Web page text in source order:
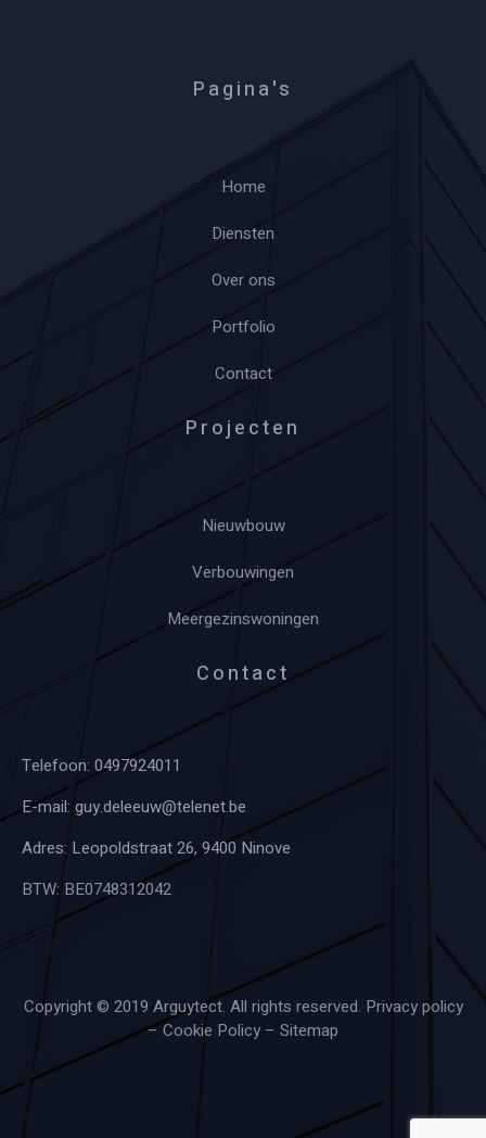
Pagina's
Home
Diensten
Over ons
Portfolio
Contact
Projecten
Nieuwbouw
Verbouwingen
Meergezinswoningen
Contact
Telefoon: 0497924011
E-mail: guy.deleeuw@telenet.be
Adres: Leopoldstraat 26, 9400 Ninove
BTW: BE0748312042
Copyright © 2019 Arguytect. All rights reserved. Privacy policy
–Cookie Policy – Sitemap